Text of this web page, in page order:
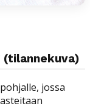
(tilannekuva)
jossa